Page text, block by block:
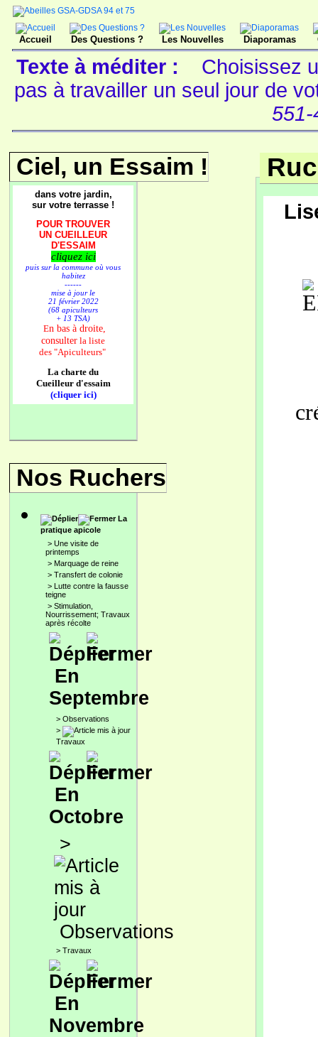
Accueil Des Questions ? Les Nouvelles Diaporamas
Texte à méditer :
Choisissez
pas à travailler un seul jour de
551-
Ciel, un Essaim !
dans votre jardin,
sur votre terrasse !
POUR TROUVER
UN CUEILLEUR
D'ESSAIM
cliquez ici
puis sur la commune où vous
habitez
------
mise à jour le
21 février 2022
(68 apiculteurs
+ 13 TSA)
En bas à droite,
consulter la liste
des "Apiculteurs"
La charte du
Cueilleur d'essaim
(cliquer ici)
Nos Ruchers
La
pratique apicole
> Une visite de
printemps
> Marquage de reine
> Transfert de colonie
> Lutte contre la fausse
teigne
> Stimulation,
Nourrissement; Travaux
après récolte
En
Septembre
> Observations
>
Travaux
En
Octobre
>
Observations
> Travaux
En
Novembre